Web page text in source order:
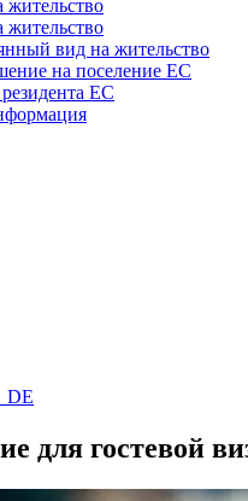
жительство
жительство
вид на жительство
на поселение ЕС
ЕС
для гостевой